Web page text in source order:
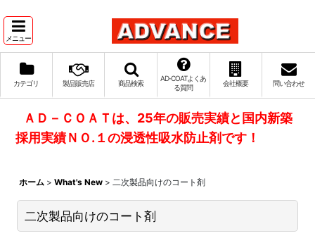
メニュー
カテゴリ 製品販売店 商品検索
AD‐COATよくあ
る質問
会社概要 問い合わせ
ＡＤ－ＣＯＡＴは、25年の販売実績と国内新築
採用実績ＮＯ.１の浸透性吸水防止剤です！
ホーム > What's New > 二次製品向けのコート剤
二次製品向けのコート剤